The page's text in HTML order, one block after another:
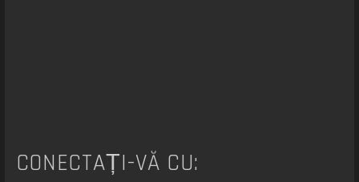
CONECTAȚI-VĂ CU: